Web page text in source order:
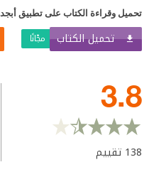
تحميل وقراءة الكتاب على تطبيق أبجد
تحميل الكتاب مجّانًا
3.8
138 تقييم